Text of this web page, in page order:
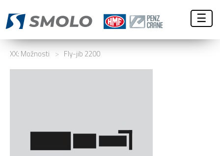
☰
XX: Možnosti > Fly-jib 2200